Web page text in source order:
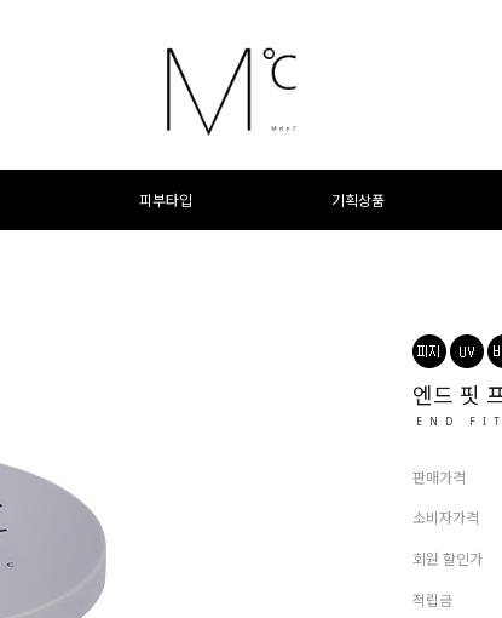
피부타입 기획상품
엔드 핏
END
판매가격
소비자가격
회원 할인가
적립금